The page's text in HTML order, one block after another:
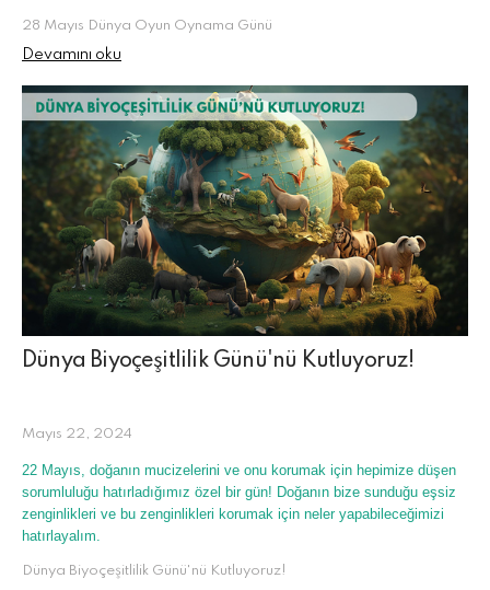
28 Mayıs Dünya Oyun Oynama Günü
Devamını oku
Dünya Biyoçeşitlilik Günü'nü Kutluyoruz!
Mayıs 22, 2024
22 Mayıs, doğanın mucizelerini ve onu korumak için hepimize düşen
sorumluluğu hatırladığımız özel bir gün! Doğanın bize sunduğu eşsiz
zenginlikleri ve bu zenginlikleri korumak için neler yapabileceğimizi
hatırlayalım.
Dünya Biyoçeşitlilik Günü'nü Kutluyoruz!